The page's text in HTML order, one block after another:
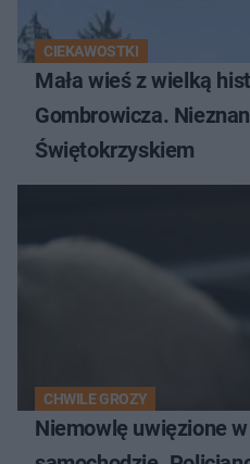
CIEKAWOSTKI
Mała wieś z wielką
Gombrowicza.
Świętokrzyskiem
CHWILE GROZY
Niemowlę uwięzione